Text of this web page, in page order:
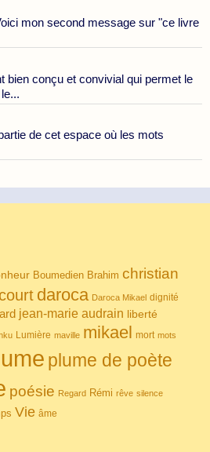
mon second message sur "ce livre
bien conçu et convivial qui permet le
de cet espace où les mots
Boumedien Brahim christian
court daroca Daroca Mikael dignité
jean-marie audrain liberté
Lumière maville mikael mort mots
plume de poète
poésie Regard Rémi rêve silence
Vie âme